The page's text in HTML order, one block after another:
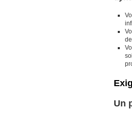
Un